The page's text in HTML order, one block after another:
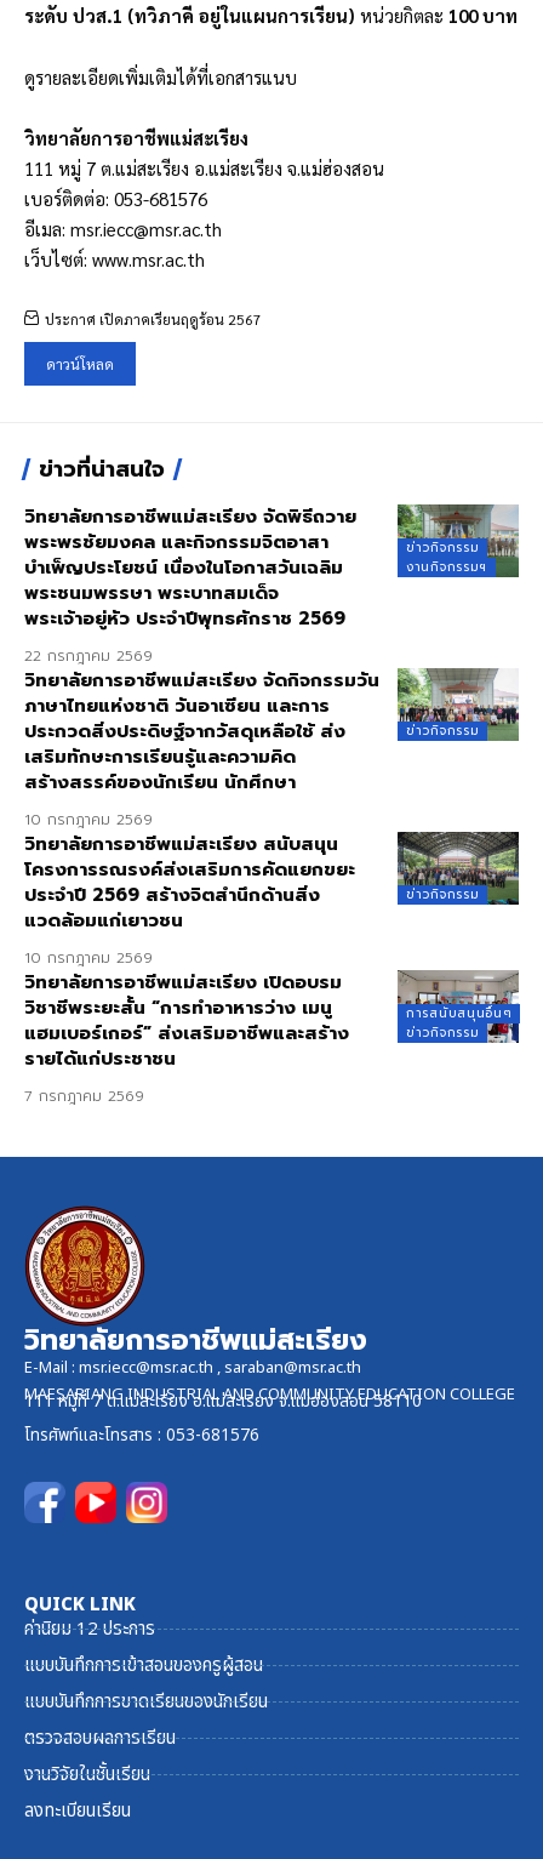
ระดับ ปวส.1 (ทวิภาคี อยู่ในแผนการเรียน) หน่วยกิตละ 100 บาท
ดูรายละเอียดเพิ่มเติมได้ที่เอกสารแนบ
วิทยาลัยการอาชีพแม่สะเรียง
111 หมู่ 7 ต.แม่สะเรียง อ.แม่สะเรียง จ.แม่ฮ่องสอน
เบอร์ติดต่อ: 053-681576
อีเมล: msr.iecc@msr.ac.th
เว็บไซต์: www.msr.ac.th
ประกาศ เปิดภาคเรียนฤดูร้อน 2567
ดาวน์โหลด
ข่าวที่น่าสนใจ
ข่าวกิจกรรม
งานกิจกรรมฯ
วิทยาลัยการอาชีพแม่สะเรียง จัดพิธีถวาย
พระพรชัยมงคล และกิจกรรมจิตอาสา
บำเพ็ญประโยชน์ เนื่องในโอกาสวันเฉลิม
พระชนมพรรษา พระบาทสมเด็จ
พระเจ้าอยู่หัว ประจำปีพุทธศักราช 2569
22 กรกฎาคม 2569
ข่าวกิจกรรม
วิทยาลัยการอาชีพแม่สะเรียง จัดกิจกรรมวัน
ภาษาไทยแห่งชาติ วันอาเซียน และการ
ประกวดสิ่งประดิษฐ์จากวัสดุเหลือใช้ ส่ง
เสริมทักษะการเรียนรู้และความคิด
สร้างสรรค์ของนักเรียน นักศึกษา
10 กรกฎาคม 2569
ข่าวกิจกรรม
วิทยาลัยการอาชีพแม่สะเรียง สนับสนุน
โครงการรณรงค์ส่งเสริมการคัดแยกขยะ
ประจำปี 2569 สร้างจิตสำนึกด้านสิ่ง
แวดล้อมแก่เยาวชน
10 กรกฎาคม 2569
การสนับสนุนอื่นๆ
ข่าวกิจกรรม
วิทยาลัยการอาชีพแม่สะเรียง เปิดอบรม
วิชาชีพระยะสั้น “การทำอาหารว่าง เมนู
แฮมเบอร์เกอร์” ส่งเสริมอาชีพและสร้าง
รายได้แก่ประชาชน
7 กรกฎาคม 2569
วิทยาลัยการอาชีพแม่สะเรียง
E-Mail : msr.iecc@msr.ac.th ,saraban@msr.ac.th
MAESARIANG INDUSTRIAL AND COMMUNITY EDUCATION COLLEGE
111 หมู่ที่ 7 ต.แม่สะเรียง อ.แม่สะเรียง จ.แม่ฮ่องสอน 58110
โทรศัพท์และโทรสาร : 053-681576
QUICK LINK
ค่านิยม 12 ประการ
แบบบันทึกการเข้าสอนของครูผู้สอน
แบบบันทึกการขาดเรียนของนักเรียน
ตรวจสอบผลการเรียน
งานวิจัยในชั้นเรียน
ลงทะเบียนเรียน